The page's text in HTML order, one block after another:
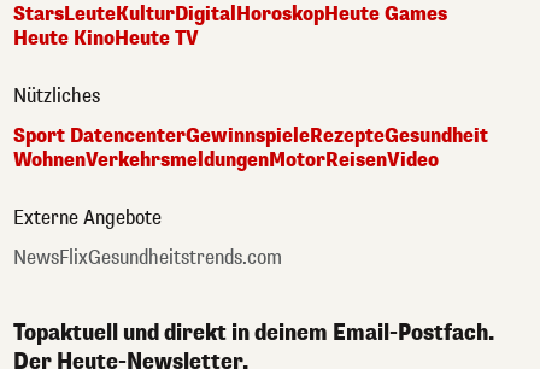
StarsLeuteKulturDigital HoroskopHeute Games
Heute KinoHeute TV
Nützliches
Sport DatencenterGewinnspieleRezepteGesundheit
WohnenVerkehrsmeldungenMotorReisenVideo
Externe Angebote
NewsFlixGesundheitstrends.com
Topaktuell und direkt in deinem Email-Postfach.
Der Heute-Newsletter.